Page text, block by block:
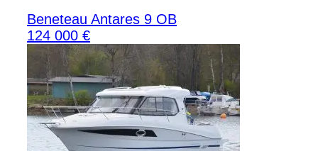
Beneteau Antares 9 OB
124 000 €